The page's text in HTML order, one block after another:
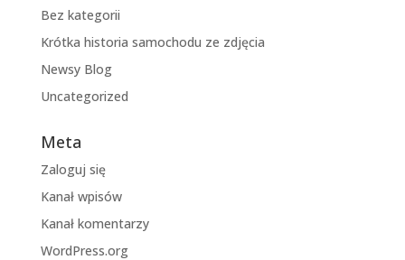
Bez kategorii
Krótka historia samochodu ze zdjęcia
Newsy Blog
Uncategorized
Meta
Zaloguj się
Kanał wpisów
Kanał komentarzy
WordPress.org